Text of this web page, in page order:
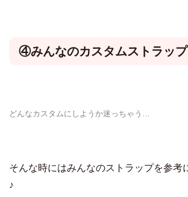
④みんなのカスタムストラップ
どんなカスタムにしようか迷っちゃう…
そんな時にはみんなのストラップを参考
♪